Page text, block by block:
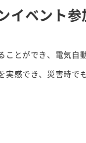
イベント参
ことができ、電気自
実感でき、災害時で